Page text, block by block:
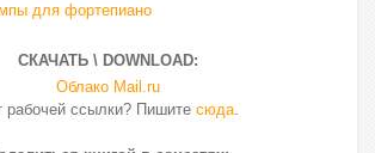
для фортепиано
СКАЧАТЬ \ DOWNLOAD:
Облако Mail.ru
рабочей ссылки? Пишите сюда.